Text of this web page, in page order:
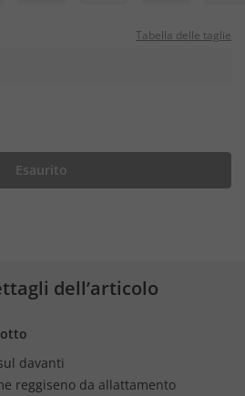
Tabella delle taglie
Esaurito
dell’articolo
davanti
reggiseno da allattamento